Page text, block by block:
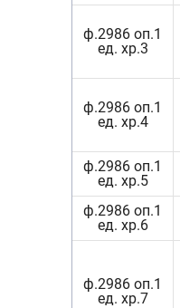
ф.2986 оп.1
ед. хр.3
ф.2986 оп.1
ед. хр.4
ф.2986 оп.1
ед. хр.5
ф.2986 оп.1
ед. хр.6
ф.2986 оп.1
ед. хр.7